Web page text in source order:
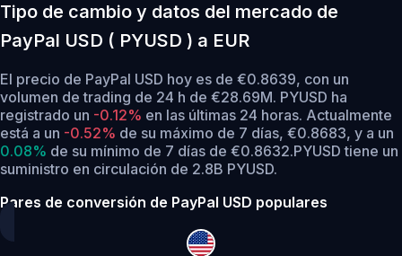
Tipo de cambio y datos del mercado de
PayPal USD ( PYUSD ) a EUR
El precio de PayPal USD hoy es de €0.8639, con un
volumen de trading de 24 h de €28.69M. PYUSD ha
registrado un -0.12% en las últimas 24 horas. Actualmente
está a un -0.52% de su máximo de 7 días, €0.8683, y a un
0.08% de su mínimo de 7 días de €0.8632.PYUSD tiene un
suministro en circulación de 2.8B PYUSD.
Pares de conversión de PayPal USD populares